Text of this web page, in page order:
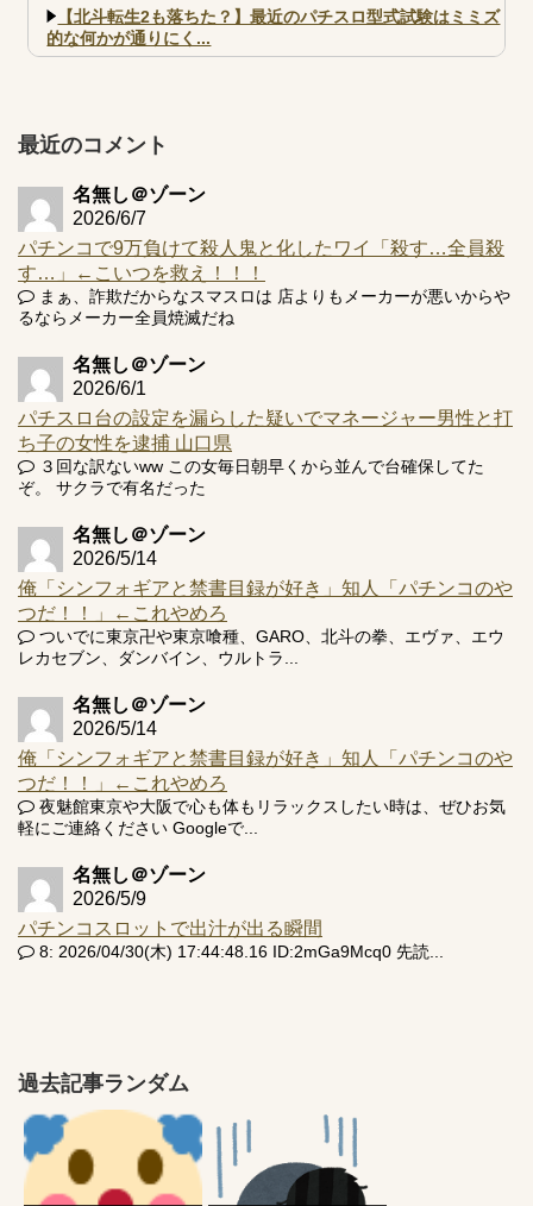
【北斗転生2も落ちた？】最近のパチスロ型式試験はミミズ
的な何かが通りにく...
井の軽い絆？
Powered by livedoor 相互RSS
最近のコメント
名無し＠ゾーン
2026/6/7
パチンコで9万負けて殺人鬼と化したワイ「殺す…全員殺
す…」←こいつを救え！！！
まぁ、詐欺だからなスマスロは 店よりもメーカーが悪いからや
るならメーカー全員焼滅だね
名無し＠ゾーン
2026/6/1
パチスロ台の設定を漏らした疑いでマネージャー男性と打
ち子の女性を逮捕 山口県
３回な訳ないww この女毎日朝早くから並んで台確保してた
ぞ。 サクラで有名だった
名無し＠ゾーン
2026/5/14
俺「シンフォギアと禁書目録が好き」知人「パチンコのや
つだ！！」←これやめろ
ついでに東京卍や東京喰種、GARO、北斗の拳、エヴァ、エウ
レカセブン、ダンバイン、ウルトラ...
名無し＠ゾーン
2026/5/14
俺「シンフォギアと禁書目録が好き」知人「パチンコのや
つだ！！」←これやめろ
夜魅館東京や大阪で心も体もリラックスしたい時は、ぜひお気
軽にご連絡ください Googleで...
名無し＠ゾーン
2026/5/9
パチンコスロットで出汁が出る瞬間
8: 2026/04/30(木) 17:44:48.16 ID:2mGa9Mcq0 先読...
過去記事ランダム